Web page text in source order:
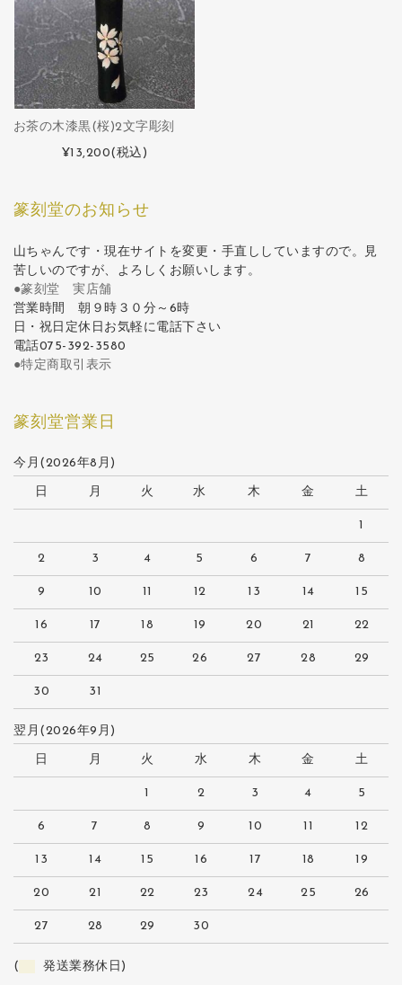
お茶の木漆黒(桜)2文字彫刻
¥13,200(税込)
篆刻堂のお知らせ
山ちゃんです・現在サイトを変更・手直ししていますので。見
苦しいのですが、よろしくお願いします。
●篆刻堂 実店舗
営業時間 朝９時３０分～6時
日・祝日定休日お気軽に電話下さい
電話075-392-3580
●特定商取引表示
篆刻堂営業日
今月(2026年8月)
日 月 火 水 木 金 土
1
2 3 4 5 6 7 8
9 10 11 12 13 14 15
16 17 18 19 20 21 22
23 24 25 26 27 28 29
30 31
翌月(2026年9月)
日 月 火 水 木 金 土
1 2 3 4 5
6 7 8 9 10 11 12
13 14 15 16 17 18 19
20 21 22 23 24 25 26
27 28 29 30
( 発送業務休日)